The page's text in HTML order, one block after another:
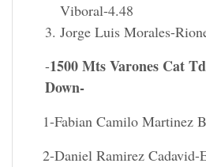
Viboral-4.48
Jorge Luis Morales-
-1500 Mts Varones Cat
Down-
1-Fabian Camilo Martinez
2-Daniel Ramirez Cadavid-